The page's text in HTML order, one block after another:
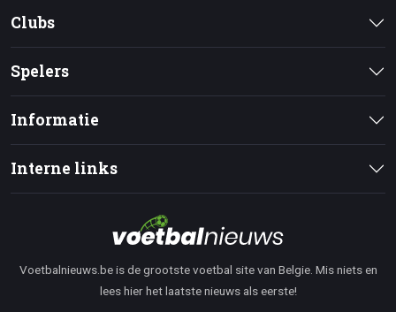
Clubs
Spelers
Informatie
Interne links
Voetbalnieuws.be is de grootste voetbal site van Belgie. Mis niets en
lees hier het laatste nieuws als eerste!